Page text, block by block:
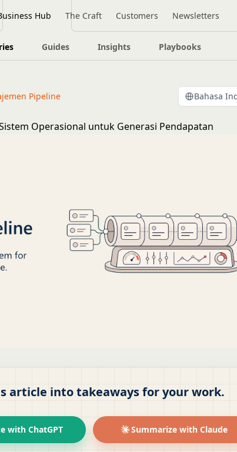
Hub The Craft Customers Newsletters
Guides Insights Playbooks
Pipeline Bahasa
Operasional untuk Generasi Pendapatan
article into takeaways for your work.
with ChatGPT Summarize with Claude